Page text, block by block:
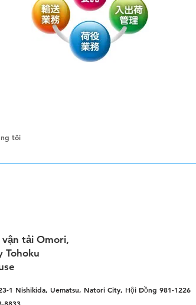
tải Omori,
Tohoku
1 Nishikida, Uematsu, Natori City, Hội Đồng 981-1226
tôi